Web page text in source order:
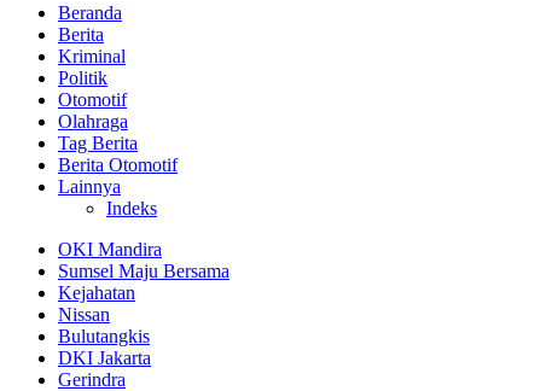
Beranda
Berita
Kriminal
Politik
Otomotif
Olahraga
Tag Berita
Berita Otomotif
Lainnya
Indeks
OKI Mandira
Sumsel Maju Bersama
Kejahatan
Nissan
Bulutangkis
DKI Jakarta
Gerindra